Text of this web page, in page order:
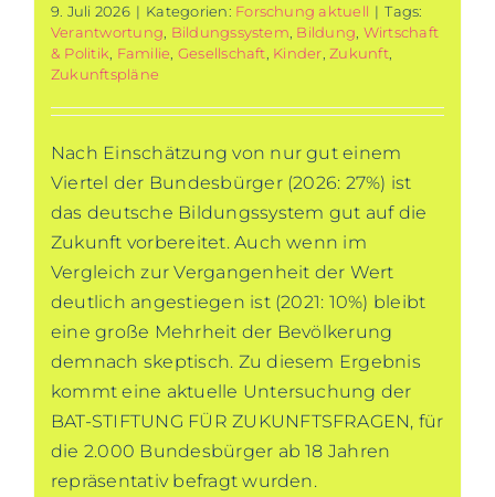
9. Juli 2026 | Kategorien: Forschung aktuell | Tags:
Verantwortung, Bildungssystem, Bildung, Wirtschaft
& Politik, Familie, Gesellschaft, Kinder,Zukunft,
Zukunftspläne
Nach Einschätzung von nur gut einem
Viertel der Bundesbürger (2026: 27%) ist
das deutsche Bildungssystem gut auf die
Zukunft vorbereitet. Auch wenn im
Vergleich zur Vergangenheit der Wert
deutlich angestiegen ist (2021: 10%) bleibt
eine große Mehrheit der Bevölkerung
demnach skeptisch. Zu diesem Ergebnis
kommt eine aktuelle Untersuchung der
BAT-STIFTUNG FÜR ZUKUNFTSFRAGEN, für
die 2.000 Bundesbürger ab 18 Jahren
repräsentativ befragt wurden.